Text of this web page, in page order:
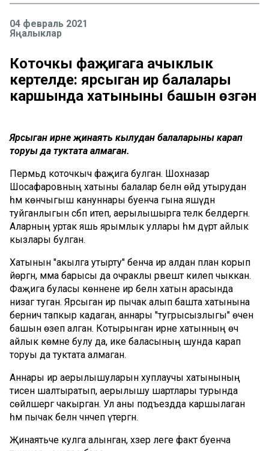
04 февраль 2021
Яңалыклар
Коточкы фаҗигага ачыклык
кертелде: ярсыган ир балалары
каршында хатынының башын өзгән
Ярсыган ирне җинаять кылудан балаларының карап
торуы да туктата алмаган.
Пермьдә коточкыч фаҗига булган. Шохназар
Шосафаровның хатыны балалар белән өйдә утырудан
һәм көнчыгыш кануннары буенча гына яшәүдән
туйганлыгын сәбәп итеп, аерылышырга теләк белдергән.
Аларның уртак яшь ярымлык уллары һәм дүрт айлык
кызлары булган.
Хатынын "акылга утырту" бенча ир алдан план корып
йөргән, әмма барысы да очраклы рәвештә килеп чыккан.
Фаҗига буласы көннене ир белән хатын арасында
низаг туган. Ярсыган ир пычак алып башта хатынына
берничә тапкыр кадаган, аннары "тугрысызлыгы" өчен
башын өзеп алган. Котырынган ирне хатынның өч
айлык көмәне булу да, ике баласының шунда карап
торуы да туктата алмаган.
Аннары ир аерылышуларын хуплаучы хатынының
әтисенә шалтыратып, аерылышу шартлары турында
сөйләшергә чакырган. Ул аны подъездда каршылаган
һәм пычак белән чәнчеп үтергән.
Җинаятьче кулга алынган, хәзер әлеге факт буенча